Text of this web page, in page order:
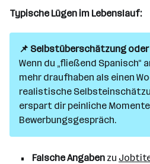
Typische Lügen im Lebenslauf:
📌 Selbstüberschätzung oder
Wenn du „fließend
mehr draufhaben als einen
realistische
erspart dir peinliche
Bewerbungsgespräch.
Falsche Angaben zu